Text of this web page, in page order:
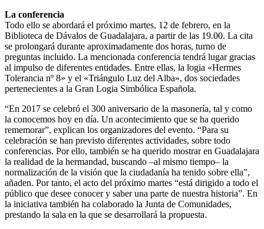
La conferencia
Todo ello se abordará el próximo martes, 12 de febrero, en la
Biblioteca de Dávalos de Guadalajara, a partir de las 19.00. La cita
se prolongará durante aproximadamente dos horas, turno de
preguntas incluido. La mencionada conferencia tendrá lugar gracias
al impulso de diferentes entidades. Entre ellas, la logia «Hermes
Tolerancia nº 8» y el «Triángulo Luz del Alba», dos sociedades
pertenecientes a la Gran Logia Simbólica Española.
“En 2017 se celebró el 300 aniversario de la masonería, tal y como
la conocemos hoy en día. Un acontecimiento que se ha querido
rememorar”, explican los organizadores del evento. “Para su
celebración se han previsto diferentes actividades, sobre todo
conferencias. Por ello, también se ha querido mostrar en Guadalajara
la realidad de la hermandad, buscando –al mismo tiempo– la
normalización de la visión que la ciudadanía ha tenido sobre ella”,
añaden. Por tanto, el acto del próximo martes “está dirigido a todo el
público que desee conocer y saber una parte de nuestra historia”. En
la iniciativa también ha colaborado la Junta de Comunidades,
prestando la sala en la que se desarrollará la propuesta.